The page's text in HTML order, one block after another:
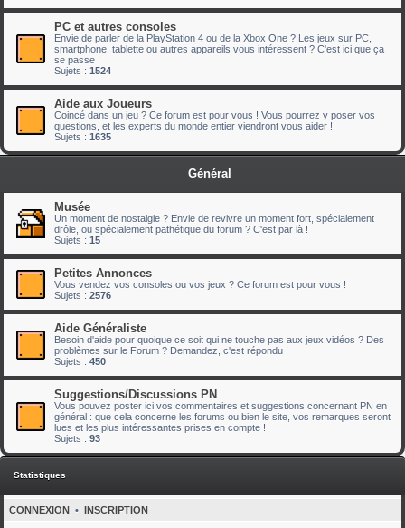
PC et autres consoles
Envie de parler de la PlayStation 4 ou de la Xbox One ? Les jeux sur PC,
smartphone, tablette ou autres appareils vous intéressent ? C'est ici que ça
se passe !
Sujets : 1524
Aide aux Joueurs
Coincé dans un jeu ? Ce forum est pour vous ! Vous pourrez y poser vos
questions, et les experts du monde entier viendront vous aider !
Sujets : 1635
Général
Musée
Un moment de nostalgie ? Envie de revivre un moment fort, spécialement
drôle, ou spécialement pathétique du forum ? C'est par là !
Sujets : 15
Petites Annonces
Vous vendez vos consoles ou vos jeux ? Ce forum est pour vous !
Sujets : 2576
Aide Généraliste
Besoin d'aide pour quoique ce soit qui ne touche pas aux jeux vidéos ? Des
problèmes sur le Forum ? Demandez, c'est répondu !
Sujets : 450
Suggestions/Discussions PN
Vous pouvez poster ici vos commentaires et suggestions concernant PN en
général : que cela concerne les forums ou bien le site, vos remarques seront
lues et les plus intéressantes prises en compte !
Sujets : 93
Statistiques
CONNEXION • INSCRIPTION